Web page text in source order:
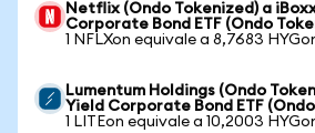
Netflix (Ondo Tokenized) a
Corporate Bond ETF (Ondo
1 NFLXon equivale a 8,7683
Lumentum Holdings (Ondo
Yield Corporate Bond ETF
1 LITEon equivale a 10,2003